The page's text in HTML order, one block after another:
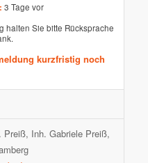
3 Tage vor
halten Sie bitte Rücksprache
kurzfristig noch
Preiß, Inh. Gabriele Preiß,